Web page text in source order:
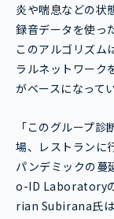
炎や喘息などの状
録音データを使っ
このアルゴリズム
ラルネットワーク
がベースになって
「このグループ
場、レストランに
パンデミックの蔓
o-ID Laboratory
rian Subirana氏は